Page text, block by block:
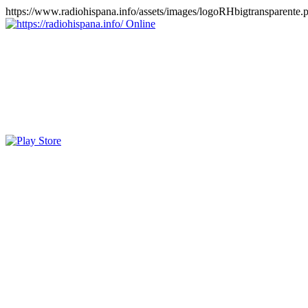
https://www.radiohispana.info/assets/images/
Online